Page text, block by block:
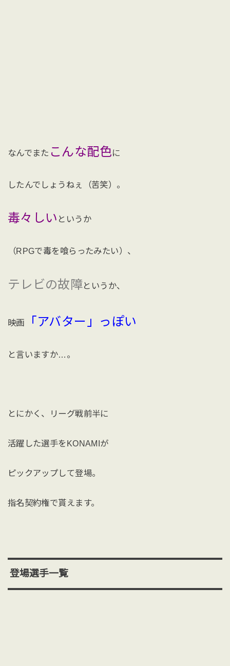
なんでまた こんな配色に
したんでしょうねぇ（苦笑）。
毒々しい というか
（RPGで毒を喰らったみたい）、
テレビの故障というか、
映画 「アバター」っぽい
と言いますか…。
とにかく、リーグ戦前半に
活躍した選手をKONAMIが
ピックアップして登場。
指名契約権で貰えます。
登場選手一覧